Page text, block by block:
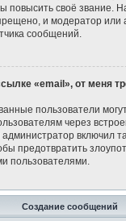
повысить своё звание.
и модератор или
сообщений.
«email», от меня
пользователи
через
включил
предотвратить
пользователями.
Создание сообщений